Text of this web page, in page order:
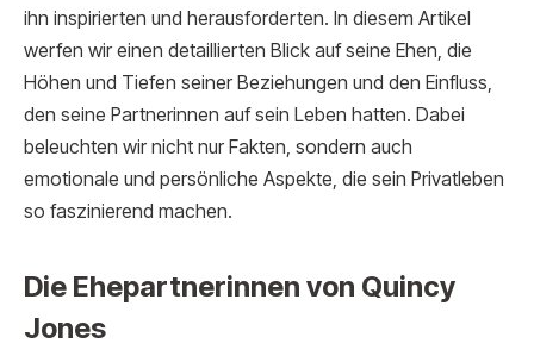
ihn inspirierten und herausforderten. In diesem Artikel
werfen wir einen detaillierten Blick auf seine Ehen, die
Höhen und Tiefen seiner Beziehungen und den Einfluss,
den seine Partnerinnen auf sein Leben hatten. Dabei
beleuchten wir nicht nur Fakten, sondern auch
emotionale und persönliche Aspekte, die sein Privatleben
so faszinierend machen.
Die Ehepartnerinnen von Quincy
Jones